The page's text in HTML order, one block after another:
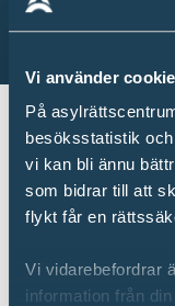
Vi använder
På
besöksstatistik
vi kan bli ännu
som bidrar till att
flykt får en
Vi vidarebefordrar
information från
väpnad konflikt.
för att vara